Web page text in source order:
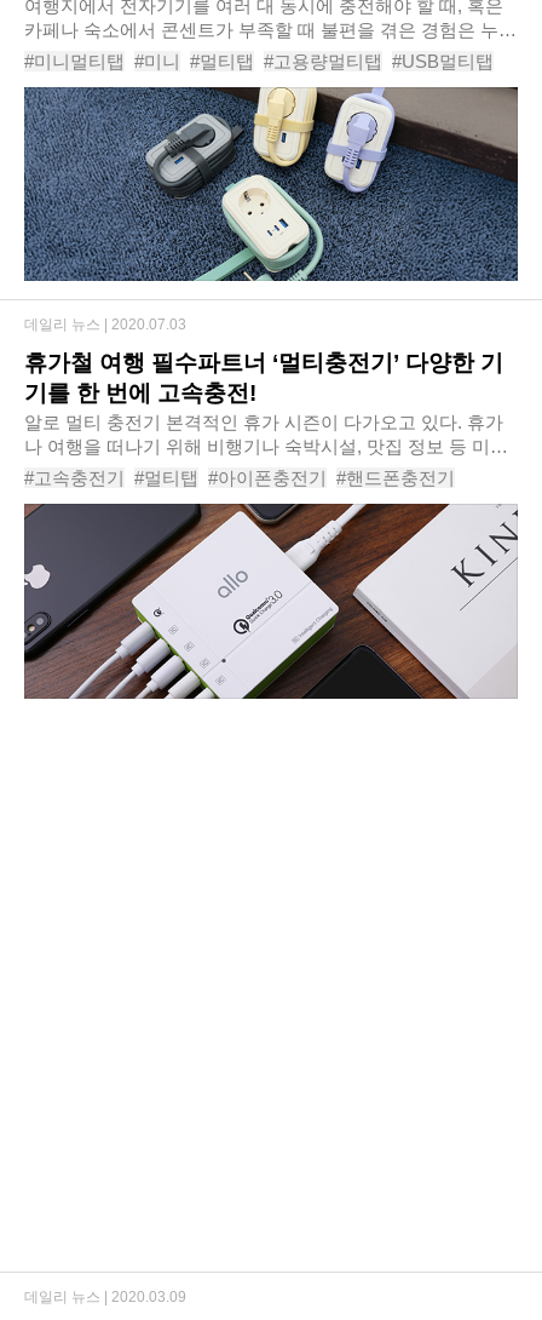
4000W
여행지에서 전자기기를 여러 대 동시에 충전해야 할 때, 혹은
카페나 숙소에서 콘센트가 부족할 때 불편을 겪은 경험은 누구
나 있을 것이다. 에코너 MT11 전선형 1.5M 휴대용 미니 멀티
탭 4000W는 이러한 상황에서 활용도를 ..
#미니멀티탭 #미니 #멀티탭 #고용량멀티탭 #USB멀티탭
#디자인멀티탭 #접지멀티탭 #여행용멀티탭 #멀티탭추천
#에코너MT11전선형1.5M휴대용미니멀티탭4000W
휴가철 여행 필수파트너 ‘멀티충전기’ 다양한 기
기를 한 번에 고속충전!
알로 멀티 충전기​ 본격적인 휴가 시즌이 다가오고 있다. 휴가
나 여행을 떠나기 위해 비행기나 숙박시설, 맛집 정보 등 미리
챙겨 할 것들이 많이 있지만, 바쁜 현대인들에게 있어 무엇보
#고속충전기 #멀티탭 #아이폰충전기
#핸드폰충전기
#USB멀티탭 #멀티탭추천 #핸드폰충전기추천
#USB멀티탭추천 #충전기추천
데일리 뉴스 | 2020.07.03
데일리 뉴스 | 2020.03.09